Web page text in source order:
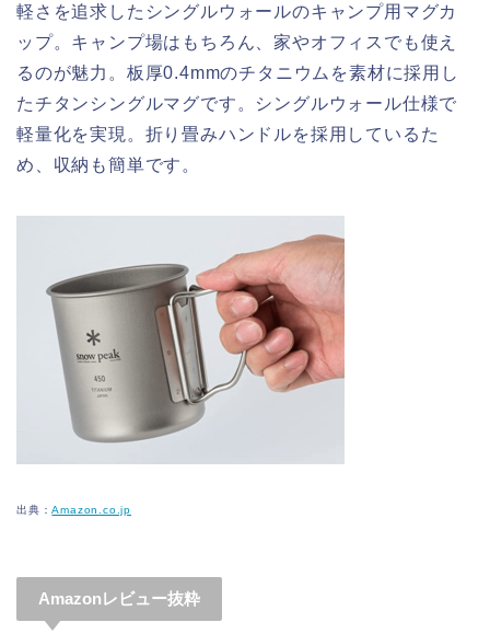
軽さを追求したシングルウォールのキャンプ用マグカ
ップ。キャンプ場はもちろん、家やオフィスでも使え
るのが魅力。板厚0.4mmのチタニウムを素材に採用し
たチタンシングルマグです。シングルウォール仕様で
軽量化を実現。折り畳みハンドルを採用しているた
め、収納も簡単です。
出典：Amazon.co.jp
Amazonレビュー抜粋